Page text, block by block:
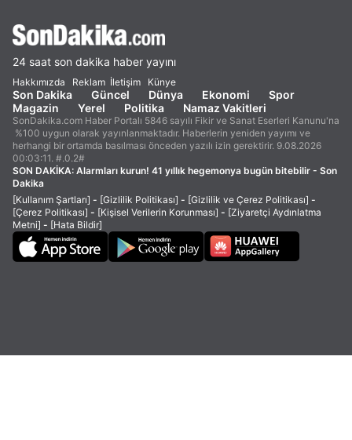
24 saat son dakika haber yayını
Hakkımızda Reklam İletişim Künye
Son Dakika Güncel Dünya Ekonomi
Spor
Magazin
Yerel Politika Namaz Vakitleri
SonDakika.com Haber Portalı 5846 sayılı Fikir ve Sanat Eserleri Kanunu'na
%100 uygun olarak yayınlanmaktadır. Haberlerin yeniden yayımı ve
herhangi bir ortamda basılması önceden yazılı izin gerektirir. 9.08.2026
00:03:11. #.0.2#
SON DAKİKA: Alarmları kurun! 41 yıllık hegemonya bugün bitebilir - Son
Dakika
[Kullanım Şartları] - [Gizlilik Politikası] - [Gizlilik ve Çerez Politikası] -
[Çerez Politikası] - [Kişisel Verilerin Korunması] - [Ziyaretçi Aydınlatma
Metni] - [Hata Bildir]